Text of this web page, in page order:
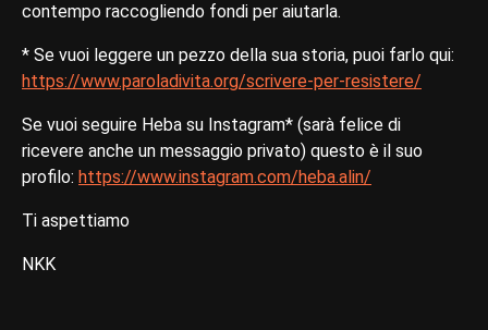
contempo raccogliendo fondi per aiutarla.
* Se vuoi leggere un pezzo della sua storia, puoi farlo qui:
https://www.paroladivita.org/scrivere-per-resistere/
Se vuoi seguire Heba su Instagram* (sarà felice di
ricevere anche un messaggio privato) questo è il suo
profilo: https://www.instagram.com/heba.alin/
Ti aspettiamo
NKK